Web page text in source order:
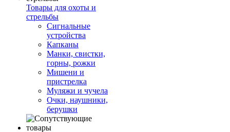
Товары для охоты и
стрельбы
Сигнальные
устройства
Капканы
Манки, свистки,
горны, рожки
Мишени и
пристрелка
Муляжи и чучела
Очки, наушники,
берушки